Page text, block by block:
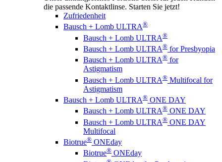
die passende Kontaktlinse. Starten Sie jetzt!
Zufriedenheit
Bausch + Lomb ULTRA®
Bausch + Lomb ULTRA®
Bausch + Lomb ULTRA® for Presbyopia
Bausch + Lomb ULTRA® for
Astigmatism
Bausch + Lomb ULTRA® Multifocal for
Astigmatism
Bausch + Lomb ULTRA® ONE DAY
Bausch + Lomb ULTRA® ONE DAY
Bausch + Lomb ULTRA® ONE DAY
Multifocal
Biotrue® ONEday
Biotrue® ONEday